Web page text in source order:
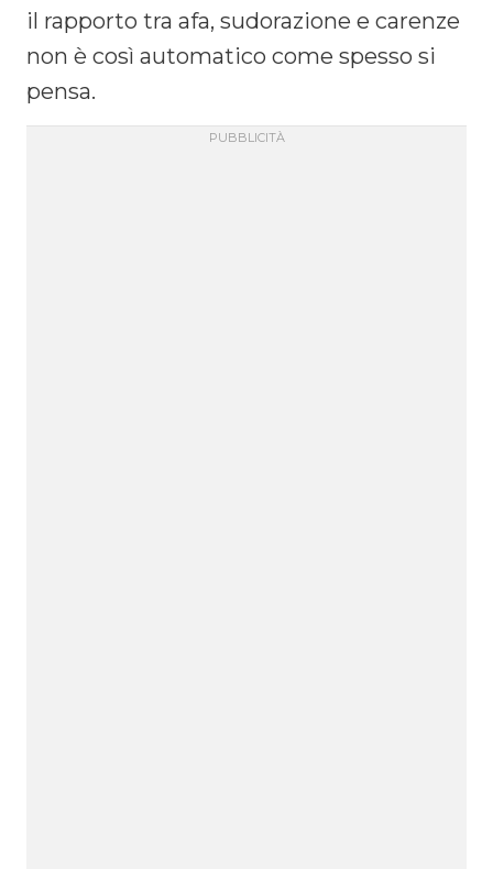
il rapporto tra afa, sudorazione e carenze
non è così automatico come spesso si
pensa.